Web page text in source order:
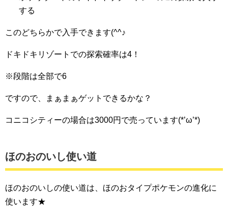
する
このどちらかで入手できます(^^♪
ドキドキリゾートでの探索確率は4！
※段階は全部で6
ですので、まぁまぁゲットできるかな？
コニコシティーの場合は3000円で売っています(*’ω’*)
ほのおのいし使い道
ほのおのいしの使い道は、ほのおタイプポケモンの進化に
使います★